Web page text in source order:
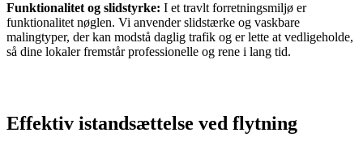
Funktionalitet og slidstyrke: I et travlt forretningsmiljø er
funktionalitet nøglen. Vi anvender slidstærke og vaskbare
malingtyper, der kan modstå daglig trafik og er lette at vedligeholde,
så dine lokaler fremstår professionelle og rene i lang tid.
Effektiv istandsættelse ved flytning